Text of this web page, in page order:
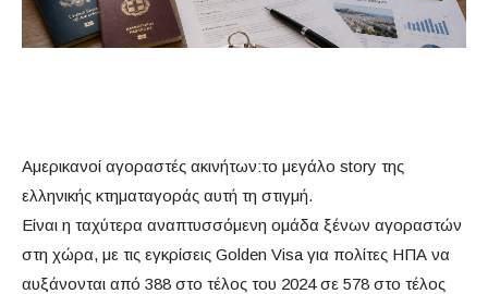
Αμερικανοί αγοραστές ακινήτων:το μεγάλο story της
ελληνικής κτηματαγοράς αυτή τη στιγμή.
Είναι η ταχύτερα αναπτυσσόμενη ομάδα ξένων αγοραστών
στη χώρα, με τις εγκρίσεις Golden Visa για πολίτες ΗΠΑ να
αυξάνονται από 388 στο τέλος του 2024 σε 578 στο τέλος